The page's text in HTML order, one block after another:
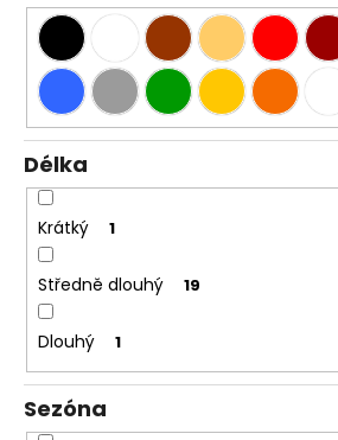
Délka
Krátký 1
Středně dlouhý 19
Dlouhý 1
Sezóna